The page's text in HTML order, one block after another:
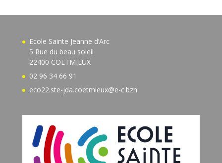
Ecole Sainte Jeanne d’Arc
5 Rue du beau soleil
22400 COETMIEUX
02 96 34 66 91
eco22.ste-jda.coetmieux@e-c.bzh